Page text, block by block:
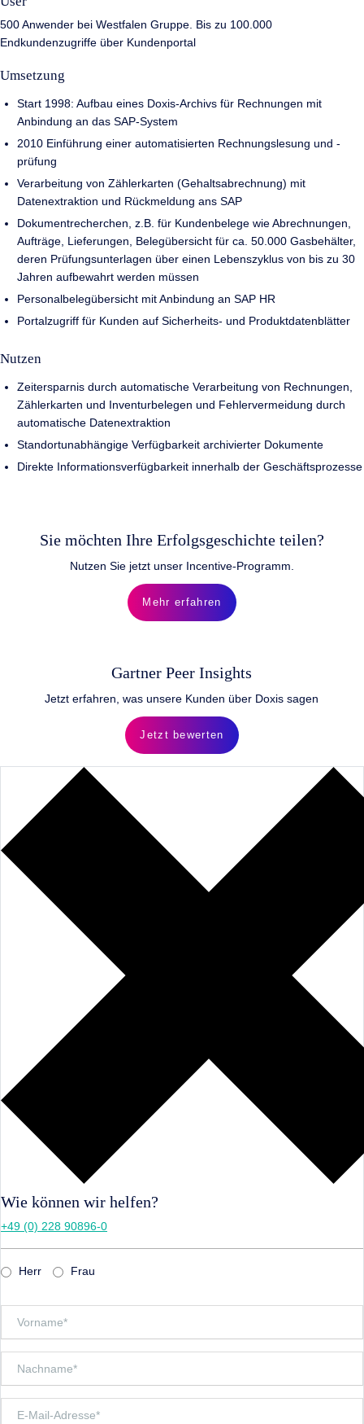
500 Anwender bei Westfalen Gruppe. Bis zu 100.000
Endkundenzugriffe über Kundenportal
Umsetzung
Start 1998: Aufbau eines Doxis-Archivs für Rechnungen mit
Anbindung an das SAP-System
2010 Einführung einer automatisierten Rechnungslesung und -
prüfung
Verarbeitung von Zählerkarten (Gehaltsabrechnung) mit
Datenextraktion und Rückmeldung ans SAP
Dokumentrecherchen, z.B. für Kundenbelege wie Abrechnungen,
Aufträge, Lieferungen, Belegübersicht für ca. 50.000 Gasbehälter,
deren Prüfungsunterlagen über einen Lebenszyklus von bis zu 30
Jahren aufbewahrt werden müssen
Personalbelegübersicht mit Anbindung an SAP HR
Portalzugriff für Kunden auf Sicherheits- und Produktdatenblätter
Nutzen
Zeitersparnis durch automatische Verarbeitung von Rechnungen,
Zählerkarten und Inventurbelegen und Fehlervermeidung durch
automatische Datenextraktion
Standortunabhängige Verfügbarkeit archivierter Dokumente
Direkte Informationsverfügbarkeit innerhalb der Geschäftsprozesse
Sie möchten Ihre Erfolgsgeschichte teilen?
Nutzen Sie jetzt unser Incentive-Programm.
Mehr erfahren
Gartner Peer Insights
Jetzt erfahren, was unsere Kunden über Doxis sagen
Jetzt bewerten
Wie können wir helfen?
+49 (0) 228 90896-0
Herr Frau